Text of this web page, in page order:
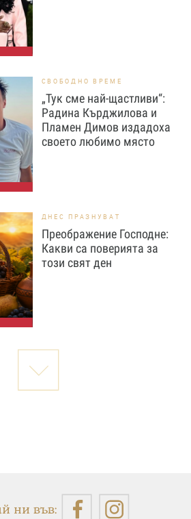
СВОБОДНО ВРЕМЕ
„Тук сме най-щастливи“:
Радина Кърджилова и
Пламен Димов издадоха
своето любимо място
ДНЕС ПРАЗНУВАТ
Преображение Господне:
Какви са поверията за
този свят ден
ни във: